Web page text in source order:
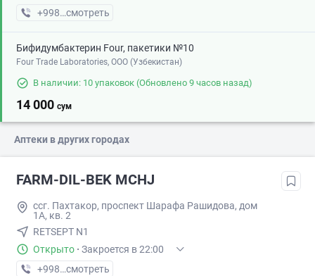
+998 (99) XXX-XX-XX
смотреть
Бифидумбактерин Four, пакетики №10
Four Trade Laboratories, ООО (Узбекистан)
В наличии: 10 упаковок (Обновлено 9 часов назад)
14 000 сум
Аптеки в других городах
FARM-DIL-BEK MCHJ
ссг. Пахтакор, проспект Шарафа Рашидова, дом
1А, кв. 2
RETSEPT N1
Открыто · Закроется в 22:00
+998 (91) XXX-XX-XX
смотреть